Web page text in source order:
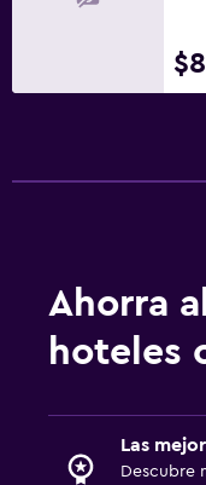
Cuna/cama nido
Ahorra
hoteles
Las
Descubre